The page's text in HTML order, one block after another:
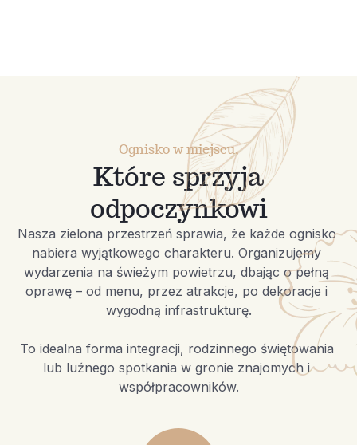
Ognisko w miejscu,
Które sprzyja
odpoczynkowi
Nasza zielona przestrzeń sprawia, że każde ognisko
nabiera wyjątkowego charakteru. Organizujemy
wydarzenia na świeżym powietrzu, dbając o pełną
oprawę – od menu, przez atrakcje, po dekoracje i
wygodną infrastrukturę.
To idealna forma integracji, rodzinnego świętowania
lub luźnego spotkania w gronie znajomych i
współpracowników.